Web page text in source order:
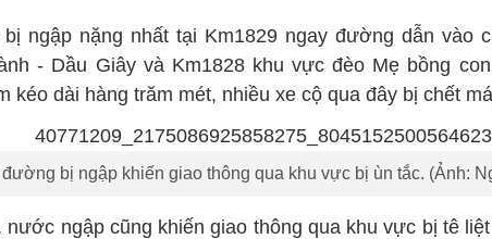
ngập nặng nhất tại Km1829 ngay đường dẫn vào
- Dầu Giây và Km1828 khu vực đèo Mẹ bồng
kéo dài hàng trăm mét, nhiều xe cộ qua đây bị chết
đường bị ngập khiến giao thông qua khu vực bị ùn tắc. (Ảnh:
nước ngập cũng khiến giao thông qua khu vực bị tê